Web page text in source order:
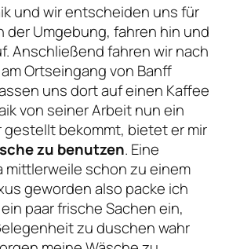
und wir entscheiden uns für
der Umgebung, fahren hin und
Anschließend fahren wir nach
Ortseingang von Banff
uns dort auf einen Kaffee
von seiner Arbeit nun ein
gestellt bekommt, bietet er mir
zu benutzen. Eine
mittlerweile schon zu einem
geworden also packe ich
paar frische Sachen ein,
zu duschen wahr